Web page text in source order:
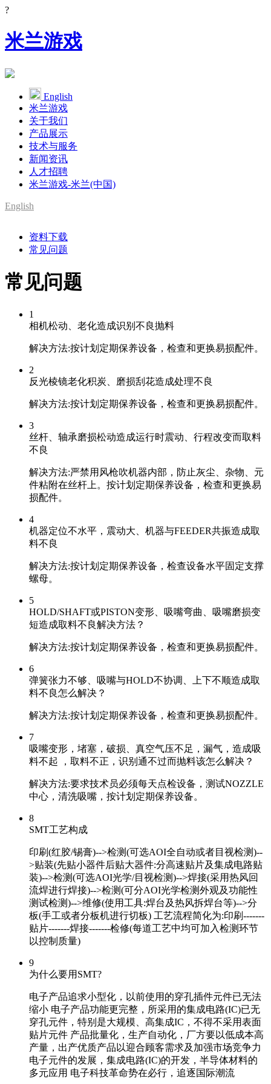
?
米兰游戏
English
米兰游戏
关于我们
产品展示
技术与服务
新闻资讯
人才招聘
米兰游戏-米兰(中国)
English
资料下载
常见问题
常见问题
1
相机松动、老化造成识别不良抛料
解决方法:按计划定期保养设备，检查和更换易损配件。
2
反光棱镜老化积炭、磨损刮花造成处理不良
解决方法:按计划定期保养设备，检查和更换易损配件。
3
丝杆、轴承磨损松动造成运行时震动、行程改变而取料
不良
解决方法:严禁用风枪吹机器内部，防止灰尘、杂物、元
件粘附在丝杆上。按计划定期保养设备，检查和更换易
损配件。
4
机器定位不水平，震动大、机器与FEEDER共振造成取
料不良
解决方法:按计划定期保养设备，检查设备水平固定支撑
螺母。
5
HOLD/SHAFT或PISTON变形、吸嘴弯曲、吸嘴磨损变
短造成取料不良解决方法？
解决方法:按计划定期保养设备，检查和更换易损配件。
6
弹簧张力不够、吸嘴与HOLD不协调、上下不顺造成取
料不良怎么解决？
解决方法:按计划定期保养设备，检查和更换易损配件。
7
吸嘴变形，堵塞，破损、真空气压不足，漏气，造成吸
料不起 ，取料不正，识别通不过而抛料该怎么解决？
解决方法:要求技术员必须每天点检设备，测试NOZZLE
中心，清洗吸嘴，按计划定期保养设备。
8
SMT工艺构成
印刷(红胶/锡膏)-->检测(可选AOI全自动或者目视检测)--
>贴装(先贴小器件后贴大器件:分高速贴片及集成电路贴
装)-->检测(可选AOI光学/目视检测)-->焊接(采用热风回
流焊进行焊接)-->检测(可分AOI光学检测外观及功能性
测试检测)-->维修(使用工具:焊台及热风拆焊台等)-->分
板(手工或者分板机进行切板) 工艺流程简化为:印刷-------
贴片-------焊接-------检修(每道工艺中均可加入检测环节
以控制质量)
9
为什么要用SMT?
电子产品追求小型化，以前使用的穿孔插件元件已无法
缩小 电子产品功能更完整，所采用的集成电路(IC)已无
穿孔元件，特别是大规模、高集成IC，不得不采用表面
贴片元件 产品批量化，生产自动化，厂方要以低成本高
产量，出产优质产品以迎合顾客需求及加强市场竞争力
电子元件的发展，集成电路(IC)的开发，半导体材料的
多元应用 电子科技革命势在必行，追逐国际潮流